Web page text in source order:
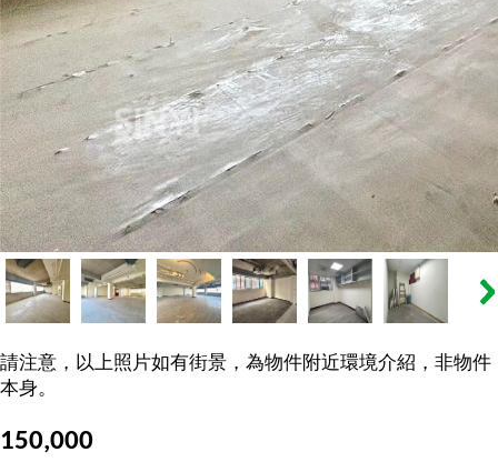
請注意，以上照片如有街景，為物件附近環境介紹，非物件
本身。
150,000